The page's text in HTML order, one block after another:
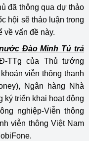
đã thông qua dự thảo
hội sẽ thảo luận trong
về vấn đề này.
Đào Minh Tú trả
TTg của Thủ tướng
viễn thông thanh
Ngân hàng Nhà
triển khai hoạt động
nghiệp-Viễn thông
viễn thông Việt Nam